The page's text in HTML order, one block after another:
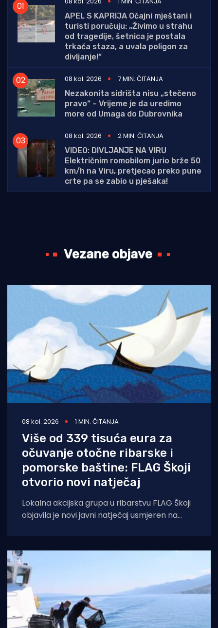
APEL S KAPRIJA Očajni mještani i
turisti poručuju: „Živimo u strahu
od tragedije, šetnica je postala
trkaća staza, a uvala poligon za
divljanje!“
08 kol. 2026
7 MIN. ČITANJA
Nezakonita sidrišta nisu „stečeno
pravo“ – Vrijeme je da uredimo
more od Umaga do Dubrovnika
08 kol. 2026
2 MIN. ČITANJA
VIDEO: DIVLJANJE NA VIRU
Električnim romobilom jurio brže 50
km/h na Viru, pretjecao preko pune
crte pa se zabio u pješaka!
Vezane objave
08 kol. 2026 1 MIN. ČITANJA
Više od 339 tisuća eura za
očuvanje otočne ribarske i
pomorske baštine: FLAG Škoji
otvorio novi natječaj
Lokalna akcijska grupa u ribarstvu FLAG Škoji
objavila je novi javni natječaj usmjeren na